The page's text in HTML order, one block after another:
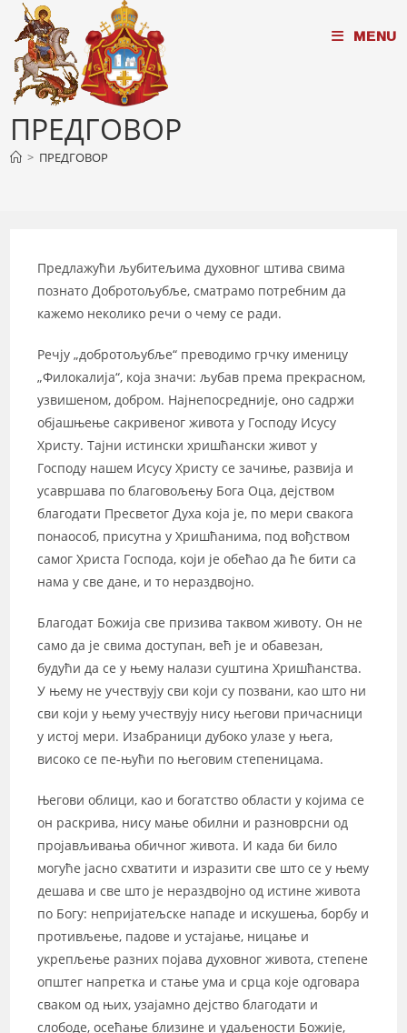
Skip
content
MENU
ПРЕДГОВОР
> ПРЕДГОВОР
Предлажући љубитељима духовног штива свима
познато Добротољубље, сматрамо потребним да
кажемо неколико речи о чему се ради.
Речју „добротољубље“ преводимо грчку именицу
„Филокалија“, која значи: љубав према прекрасном,
узвишеном, добром. Најнепосредније, оно садржи
објашњење сакривеног живота у Господу Исусу
Христу. Тајни истински хришћански живот у
Господу нашем Исусу Христу се зачиње, развија и
усавршава по благовољењу Бога Оца, дејством
благодати Пресветог Духа која је, по мери свакога
понаособ, присутна у Хришћанима, под вођством
самог Христа Господа, који је обећао да ће бити са
нама у све дане, и то нераздвојно.
Благодат Божија све призива таквом животу. Он не
само да је свима доступан, већ је и обавезан,
будући да се у њему налази суштина Хришћанства.
У њему не учествују сви који су позвани, као што ни
сви који у њему учествују нису његови причасници
у истој мери. Изабраници дубоко улазе у њега,
високо се пе-њући по његовим степеницама.
Његови облици, као и богатство области у којима се
он раскрива, нису мање обилни и разноврсни од
пројављивања обичног живота. И када би било
могуће јасно схватити и изразити све што се у њему
дешава и све што је нераздвојно од истине живота
по Богу: непријатељске нападе и искушења, борбу и
противљење, падове и устајање, ницање и
укрепљење разних појава духовног живота, степене
општег напретка и стање ума и срца које одговара
сваком од њих, узајамно дејство благодати и
слободе, осећање близине и удаљености Божије,